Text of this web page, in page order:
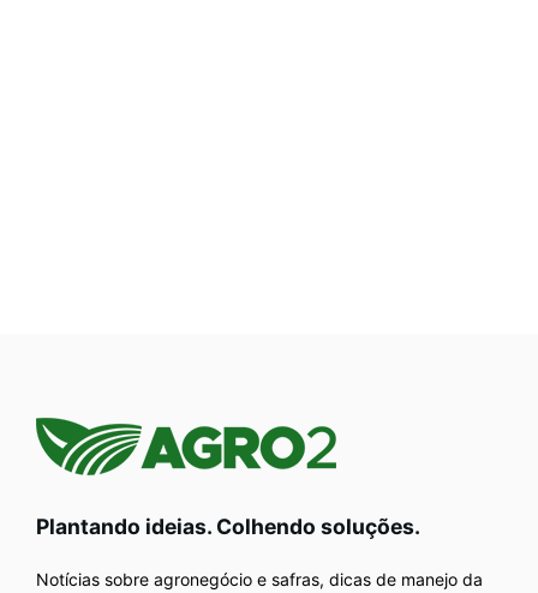
Plantando ideias. Colhendo soluções.
Notícias sobre agronegócio e safras, dicas de manejo da